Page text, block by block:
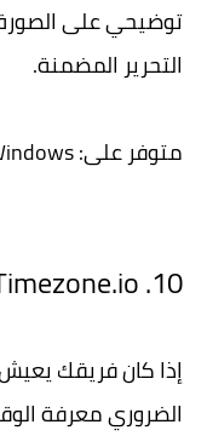
توضيحي على
التحرير المضمنة.
متوفر على: Windows | نظام التشغيل Mac OS
10. Timezone.io
إذا كان فريقك
الضروري معرفة